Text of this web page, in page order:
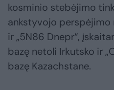
kosminio stebėjimo
ankstyvojo perspėjimo
ir „5N86 Dnepr“,
bazę netoli Irkutsko ir
bazę Kazachstane.